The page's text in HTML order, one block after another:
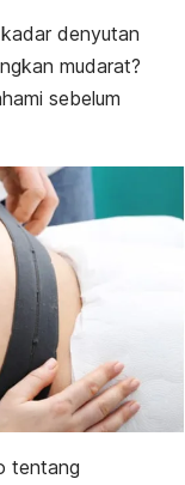
denyutan
mudarat?
sebelum
tentang